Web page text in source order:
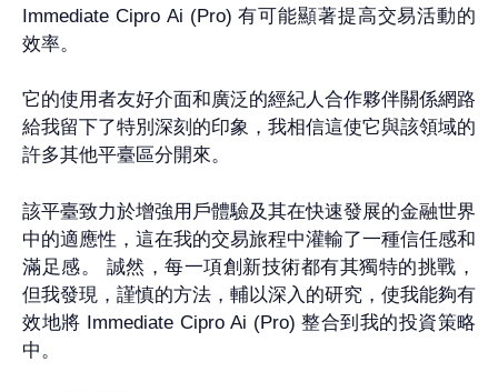
Immediate Cipro Ai (Pro) 有可能顯著提高交易活動的
效率。
它的使用者友好介面和廣泛的經紀人合作夥伴關係網路
給我留下了特別深刻的印象，我相信這使它與該領域的
許多其他平臺區分開來。
該平臺致力於增強用戶體驗及其在快速發展的金融世界
中的適應性，這在我的交易旅程中灌輸了一種信任感和
滿足感。 誠然，每一項創新技術都有其獨特的挑戰，
但我發現，謹慎的方法，輔以深入的研究，使我能夠有
效地將 Immediate Cipro Ai (Pro) 整合到我的投資策略
中。